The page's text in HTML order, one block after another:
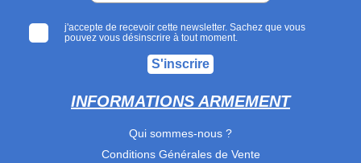
j'accepte de recevoir cette newsletter. Sachez que vous
pouvez vous désinscrire à tout moment.
S'inscrire
INFORMATIONS ARMEMENT
Qui sommes-nous ?
Conditions Générales de Vente